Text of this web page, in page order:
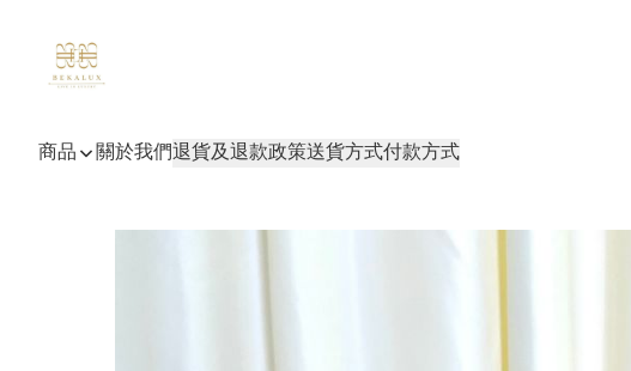
商品 關於我們退貨及退款政策送貨方式付款方式